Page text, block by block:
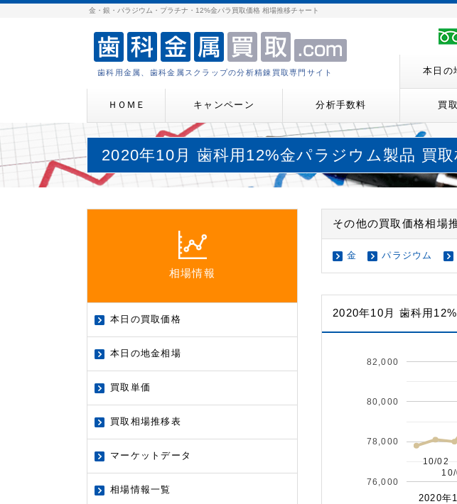
金・銀・パラジウム・プラチナ・12%金パラ買取価格 相場推移チャート
歯科用金属、歯科金属スクラップの分析精錬買取専門サイト 本日の
ＨＯＭＥ キャンペーン 分析手数料 買
2020年10月 歯科用12%金パラジウム製品 買
その他の買取価格相場
金 パラジウム
2020年10月 歯科用
10/02
10/02
76,000
78,000
80,000
82,000
2020年
相場情報
本日の買取価格
本日の地金相場
買取単価
買取相場推移表
マーケットデータ
相場情報一覧